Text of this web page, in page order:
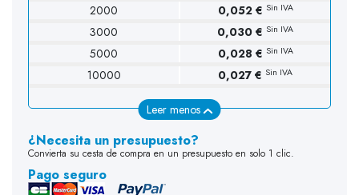
2000 0,052 € Sin IVA
3000 0,030 € Sin IVA
5000 0,028 € Sin IVA
10000 0,027 € Sin IVA
Leer menos
¿Necesita un presupuesto?
Convierta su cesta de compra en un presupuesto en solo 1 clic.
Pago seguro